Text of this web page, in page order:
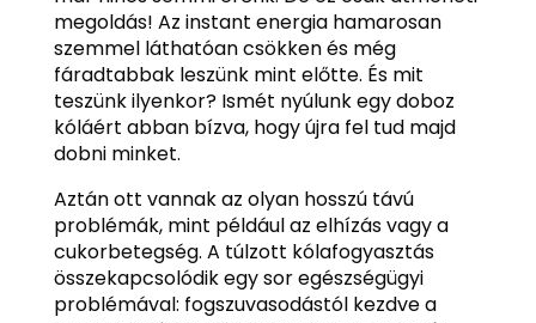
megoldás! Az instant energia hamarosan
szemmel láthatóan csökken és még
fáradtabbak leszünk mint előtte. És mit
teszünk ilyenkor? Ismét nyúlunk egy doboz
kóláért abban bízva, hogy újra fel tud majd
dobni minket.
Aztán ott vannak az olyan hosszú távú
problémák, mint például az elhízás vagy a
cukorbetegség. A túlzott kólafogyasztás
összekapcsolódik egy sor egészségügyi
problémával: fogszuvasodástól kezdve a